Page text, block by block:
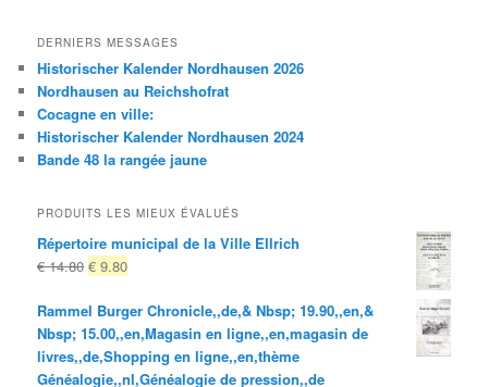
DERNIERS MESSAGES
Historischer Kalender Nordhausen 2026
Nordhausen au Reichshofrat
Cocagne en ville:
Historischer Kalender Nordhausen 2024
Bande 48 la rangée jaune
PRODUITS LES MIEUX ÉVALUÉS
Répertoire municipal de la Ville Ellrich
€14.80 Le
d'origine
était:
€ 14.80
€ 9.80Le
actuel
est:
€ 9.80.
Rammel Burger Chronicle,,de,& Nbsp; 19.90,,en,&
Nbsp; 15.00,,en,Magasin en ligne,,en,magasin de
livres,,de,Shopping en ligne,,en,thème
Généalogie,,nl,Généalogie de pression,,de